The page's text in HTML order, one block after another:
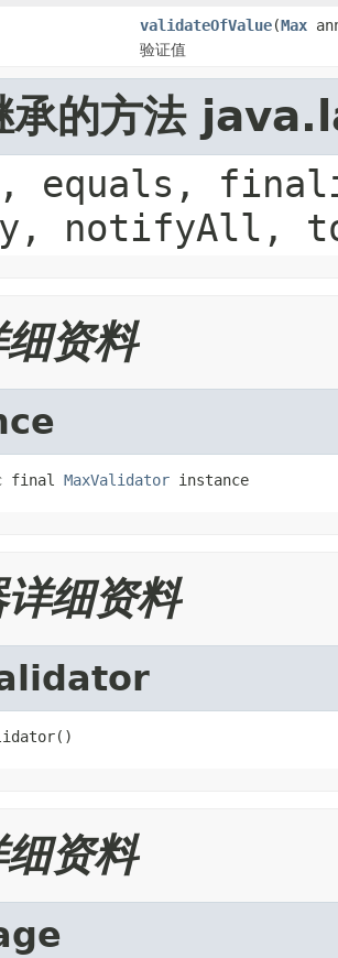
validateOfValue(Max
验证值
承的方法
equals,
notifyAll,
资料
final MaxValidator instance
细资料
资料